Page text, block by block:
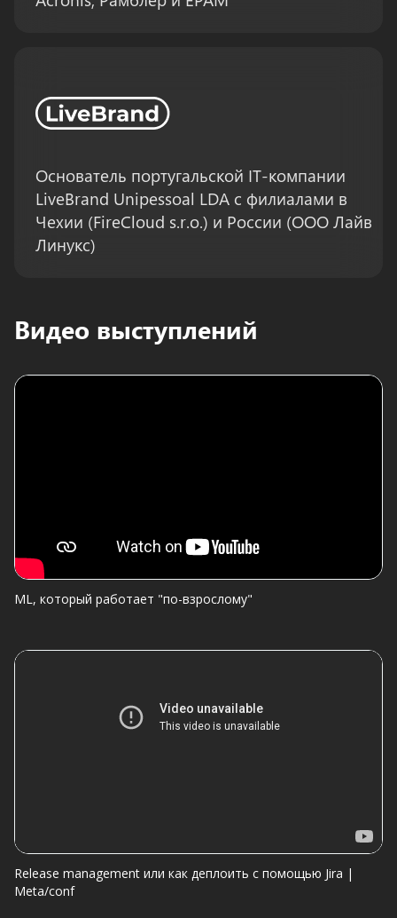
Основатель португальской IT-компании
LiveBrand Unipessoal LDA с филиалами в
Чехии (FireCloud s.r.o.) и России (ООО Лайв
Линукс)
Видео выступлений
ML, который работает "по-взрослому"
Release management или как деплоить с помощью Jira |
Meta/conf